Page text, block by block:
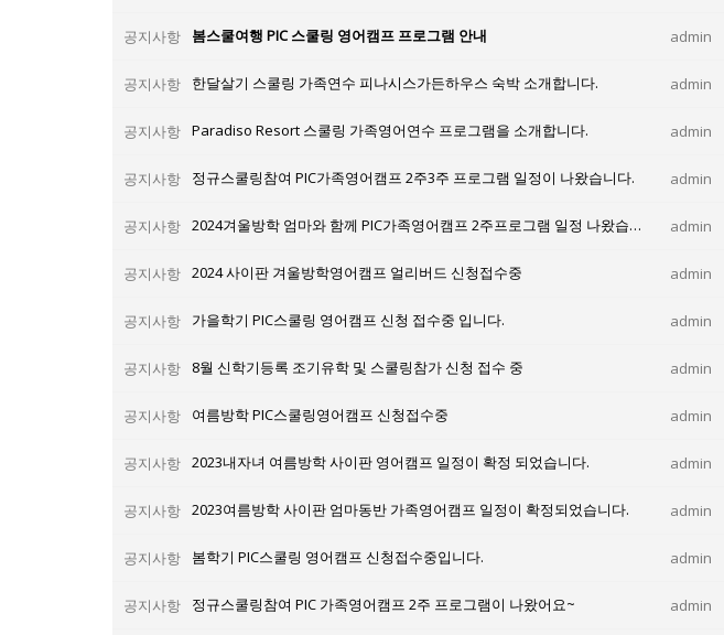
공지사항 봄스쿨여행 PIC 스쿨링 영어캠프 프로그램 안내 admin
공지사항 한달살기 스쿨링 가족연수 피나시스가든하우스 숙박 소개합니다. admin
공지사항 Paradiso Resort 스쿨링 가족영어연수 프로그램을 소개합니다. admin
공지사항 정규스쿨링참여 PIC가족영어캠프 2주3주 프로그램 일정이 나왔습니다. admin
공지사항 2024겨울방학 엄마와 함께 PIC가족영어캠프 2주프로그램 일정 나왔습니다. admin
공지사항 2024 사이판 겨울방학영어캠프 얼리버드 신청접수중 admin
공지사항 가을학기 PIC스쿨링 영어캠프 신청 접수중 입니다. admin
공지사항 8월 신학기등록 조기유학 및 스쿨링참가 신청 접수 중 admin
공지사항 여름방학 PIC스쿨링영어캠프 신청접수중 admin
공지사항 2023내자녀 여름방학 사이판 영어캠프 일정이 확정 되었습니다. admin
공지사항 2023여름방학 사이판 엄마동반 가족영어캠프 일정이 확정되었습니다. admin
공지사항 봄학기 PIC스쿨링 영어캠프 신청접수중입니다. admin
공지사항 정규스쿨링참여 PIC 가족영어캠프 2주 프로그램이 나왔어요~ admin